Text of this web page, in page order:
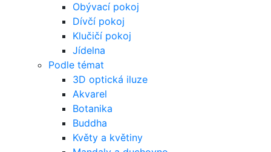
Obývací pokoj
Dívčí pokoj
Klučičí pokoj
Jídelna
Podle témat
3D optická iluze
Akvarel
Botanika
Buddha
Květy a květiny